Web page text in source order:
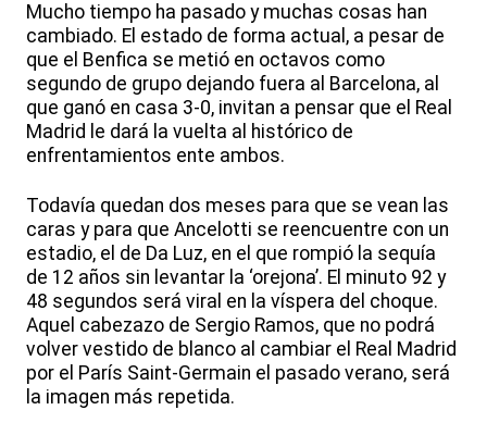
Mucho tiempo ha pasado y muchas cosas han
cambiado. El estado de forma actual, a pesar de
que el Benfica se metió en octavos como
segundo de grupo dejando fuera al Barcelona, al
que ganó en casa 3-0, invitan a pensar que el Real
Madrid le dará la vuelta al histórico de
enfrentamientos ente ambos.
Todavía quedan dos meses para que se vean las
caras y para que Ancelotti se reencuentre con un
estadio, el de Da Luz, en el que rompió la sequía
de 12 años sin levantar la ‘orejona’. El minuto 92 y
48 segundos será viral en la víspera del choque.
Aquel cabezazo de Sergio Ramos, que no podrá
volver vestido de blanco al cambiar el Real Madrid
por el París Saint-Germain el pasado verano, será
la imagen más repetida.